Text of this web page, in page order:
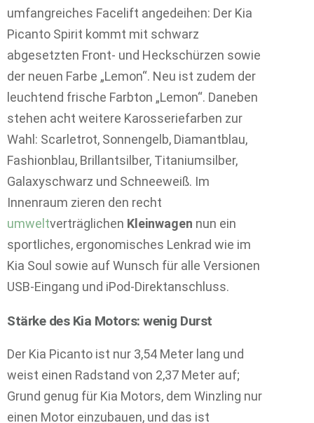
umfangreiches Facelift angedeihen: Der Kia
Picanto Spirit kommt mit schwarz
abgesetzten Front- und Heckschürzen sowie
der neuen Farbe „Lemon“. Neu ist zudem der
leuchtend frische Farbton „Lemon“. Daneben
stehen acht weitere Karosseriefarben zur
Wahl: Scarletrot, Sonnengelb, Diamantblau,
Fashionblau, Brillantsilber, Titaniumsilber,
Galaxyschwarz und Schneeweiß. Im
Innenraum zieren den recht
umweltverträglichen Kleinwagen nun ein
sportliches, ergonomisches Lenkrad wie im
Kia Soul sowie auf Wunsch für alle Versionen
USB-Eingang und iPod-Direktanschluss.
Stärke des Kia Motors: wenig Durst
Der Kia Picanto ist nur 3,54 Meter lang und
weist einen Radstand von 2,37 Meter auf;
Grund genug für Kia Motors, dem Winzling nur
einen Motor einzubauen, und das ist